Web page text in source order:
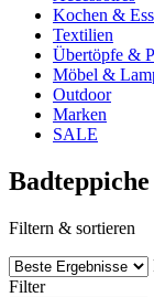
Kochen &
Textilien
Übertöpfe &
Möbel &
Outdoor
Marken
SALE
Filtern & sortieren
Filter